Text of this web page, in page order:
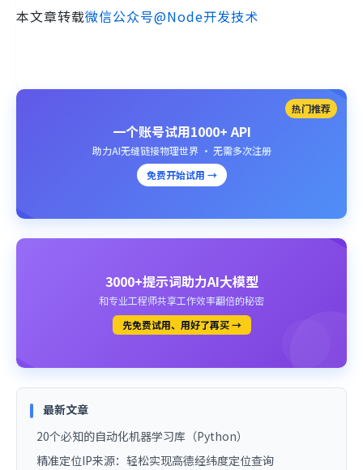
本文章转载微信公众号@Node开发技术
热门推荐
一个账号试用1000+ API
助力AI无缝链接物理世界 · 无需多次注册
免费开始试用 →
3000+提示词助力AI大模型
和专业工程师共享工作效率翻倍的秘密
先免费试用、用好了再买 →
最新文章
20个必知的自动化机器学习库（Python）
精准定位IP来源：轻松实现高德经纬度定位查询